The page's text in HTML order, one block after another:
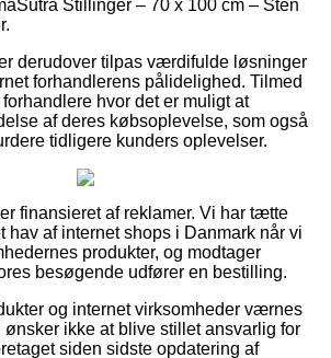
Stillinger – 70 x 100 cm – Sten
derudover tilpas værdifulde løsninger
forhandlerens pålidelighed. Tilmed
hvor det er muligt at
af deres købsoplevelse, som også
tidligere kunders oplevelser.
finansieret af reklamer. Vi har tætte
hav af internet shops i Danmark når vi
produkter, og modtager
besøgende udfører en bestilling.
og internet virksomheder værnes
ikke at blive stillet ansvarlig for
siden sidste opdatering af